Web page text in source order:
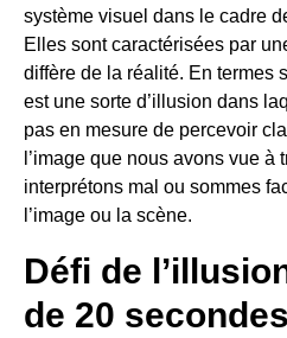
système visuel dans le cadre
Elles sont caractérisées par
diffère de la réalité. En termes
est une sorte d’illusion dans
pas en mesure de percevoir
l’image que nous avons vue à
interprétons mal ou sommes
l’image ou la scène.
Défi de
de 20